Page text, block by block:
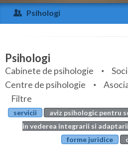
Arad
Arges
Bihor
Bistrita-Nasaud
Botosani
Braila
Psihologi
Specialitati
Servicii
Articole
Evenimente
Psihologi
Cabinete de psihologie
Centre de psihologie
Filtre
servicii
aviz psihologic pentru
in vederea integrarii si
forme juridice